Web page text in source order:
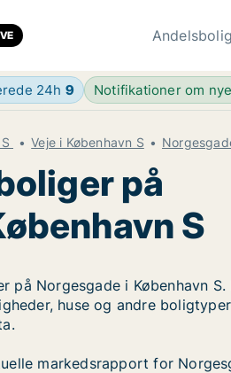
24h 9 Notifikationer om
Veje i København S
på
S
på Norgesgade i København
huse og andre
markedsrapport for